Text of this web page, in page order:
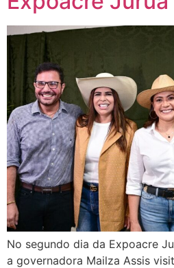
No segundo dia da Expoacre
a governadora Mailza Assis